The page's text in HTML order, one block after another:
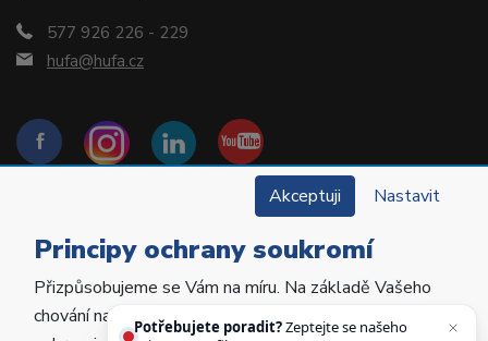
577 926 226 - 229
hufa@hufa.cz
Copyright © 2022 Hu-Fa Dental a.s. Všechna práva
vyhrazena.
Akceptuji Nastavit
Principy ochrany soukromí
Přizpůsobujeme se Vám na míru. Na základě Vašeho
chování na webu personalizujeme jeho obsah a
Potřebujete poradit?Zeptejte se našeho